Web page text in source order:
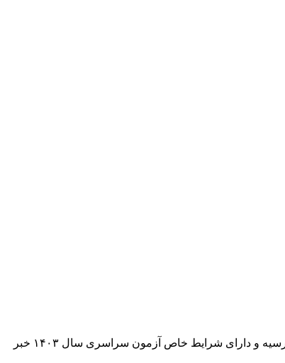
معاون آزمون های سازمان ملی سنجش از اعلام اسامی معرفی‌شدگان چند برابر ظرفیت، زمان مصاحبه و گزینش داوطلبان رشته‌های تحصیلی بورسیه و دارای شرایط خاص آزمون سراسری سال ۱۴۰۳ خبر